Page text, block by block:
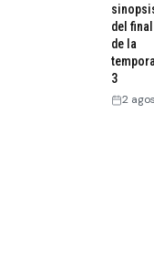
del final
de la
3
2